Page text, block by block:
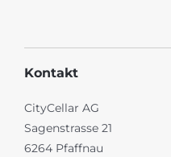
Kontakt
CityCellar AG
Sagenstrasse 21
6264 Pfaffnau